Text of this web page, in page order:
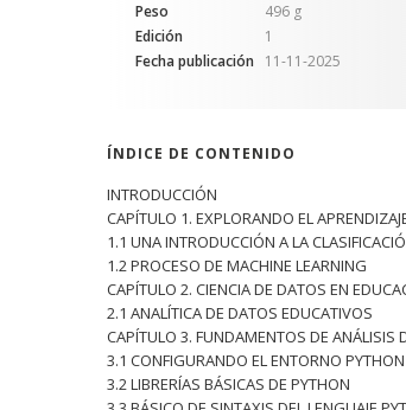
Peso
496 g
Edición
1
Fecha publicación
11-11-2025
ÍNDICE DE CONTENIDO
INTRODUCCIÓN
CAPÍTULO 1. EXPLORANDO EL
1.1 UNA INTRODUCCIÓN A LA
1.2 PROCESO DE MACHINE LEARNING
CAPÍTULO 2. CIENCIA DE DATOS EN
2.1 ANALÍTICA DE DATOS EDUCATIVOS
CAPÍTULO 3. FUNDAMENTOS DE ANÁLISIS
3.1 CONFIGURANDO EL ENTORNO PYTHON
3.2 LIBRERÍAS BÁSICAS DE PYTHON